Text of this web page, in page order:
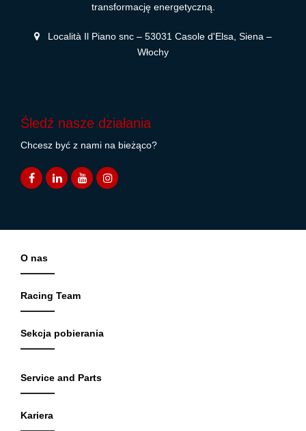
transformację energetyczną.
Località Il Piano snc – 53031 Casole d'Elsa, Siena –
Włochy
Śledź nasze działania
Chcesz być z nami na bieżąco?
O nas
Racing Team
Sekcja pobierania
Service and Parts
Kariera